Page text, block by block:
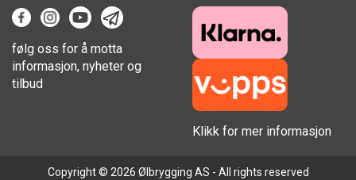
følg oss for å motta
informasjon, nyheter og
tilbud
Klikk for mer informasjon
Copyright © 2026 Ølbrygging AS - All rights reserved